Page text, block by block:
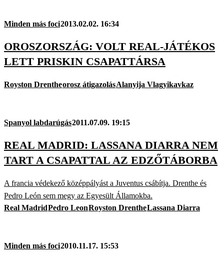
Minden más foci2013.02.02. 16:34
OROSZORSZÁG: VOLT REAL-JÁTÉKOS
LETT PRISKIN CSAPATTÁRSA
Royston Drentheorosz átigazolásAlanyija Vlagyikavkaz
Spanyol labdarúgás2011.07.09. 19:15
REAL MADRID: LASSANA DIARRA NEM
TART A CSAPATTAL AZ EDZŐTÁBORBA
A francia védekező középpályást a Juventus csábítja. Drenthe és
Pedro León sem megy az Egyesült Államokba.
Real MadridPedro LeonRoyston DrentheLassana Diarra
Minden más foci2010.11.17. 15:53